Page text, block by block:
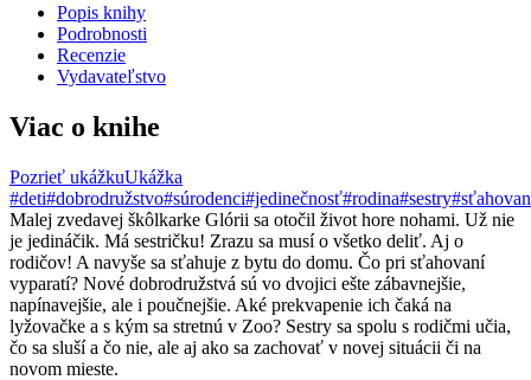
Popis knihy
Podrobnosti
Recenzie
Vydavateľstvo
Viac o knihe
Pozrieť ukážkuUkážka
#deti#dobrodružstvo#súrodenci#jedinečnosť#rodina#sestry
Malej zvedavej škôlkarke Glórii sa otočil život hore nohami. Už nie
je jedináčik. Má sestričku! Zrazu sa musí o všetko deliť. Aj o
rodičov! A navyše sa sťahuje z bytu do domu. Čo pri sťahovaní
vyparatí? Nové dobrodružstvá sú vo dvojici ešte zábavnejšie,
napínavejšie, ale i poučnejšie. Aké prekvapenie ich čaká na
lyžovačke a s kým sa stretnú v Zoo? Sestry sa spolu s rodičmi učia,
čo sa sluší a čo nie, ale aj ako sa zachovať v novej situácii či na
novom mieste.